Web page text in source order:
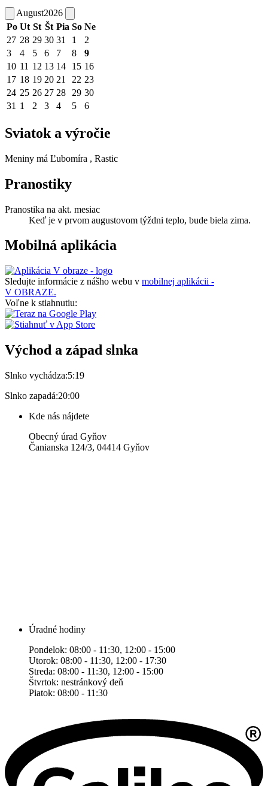
August2026
Po Ut St Št Pia So Ne
27 28 29 30 31 1
2
3
4 5 6 7 8
9
10 11 12 13 14 15 16
17 18 19 20 21 22 23
24 25 26 27 28 29 30
31 1 2 3 4 5 6
Sviatok a výročie
Meniny má Ľubomíra , Rastic
Pranostiky
Pranostika na akt. mesiac
Keď je v prvom augustovom týždni teplo, bude biela zima.
Mobilná aplikácia
Sledujte informácie z nášho webu v mobilnej aplikácii -
V OBRAZE.
Voľne k stiahnutiu:
Východ a západ slnka
Slnko vychádza:5:19
Slnko zapadá:20:00
Kde nás nájdete
Obecný úrad Gyňov
Čanianska 124/3, 04414 Gyňov
Úradné hodiny
Pondelok: 08:00 - 11:30, 12:00 - 15:00
Utorok: 08:00 - 11:30, 12:00 - 17:30
Streda: 08:00 - 11:30, 12:00 - 15:00
Štvrtok: nestránkový deň
Piatok: 08:00 - 11:30